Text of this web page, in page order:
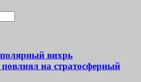
вихрь
на стратосферный